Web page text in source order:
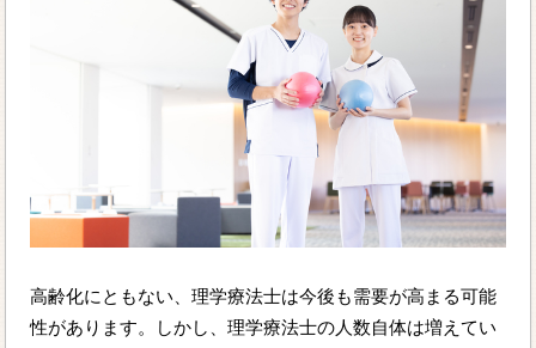
高齢化にともない、理学療法士は今後も需要が高まる可能
性があります。しかし、理学療法士の人数自体は増えてい